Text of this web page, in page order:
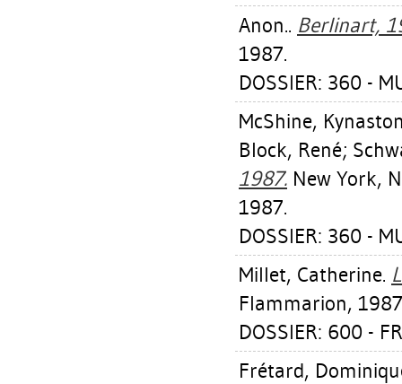
Anon.. Berlinart,
1987.
DOSSIER: 360 -
McShine,
Block, René;
1987. New York,
1987.
DOSSIER: 360 -
Millet, Catherine.
Flammarion,
DOSSIER: 600 -
Frétard,